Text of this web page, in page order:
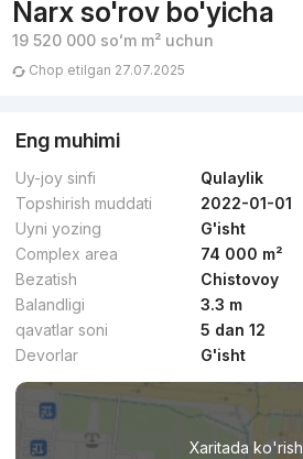
Narx so'rov bo'yicha
19 520 000 soʻmm² uchun
Chop etilgan 27.07.2025
Eng muhimi
Uy-joy sinfi
Qulaylik
Topshirish muddati
2022-01-01
Uyni yozing
G'isht
Complex area
74 000 m²
Bezatish
Chistovoy
Balandligi
3.3 m
qavatlar soni
5 dan 12
Devorlar
G'isht
Xaritada ko'rish